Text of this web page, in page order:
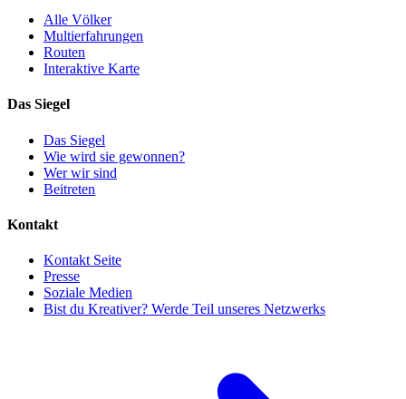
Alle Völker
Multierfahrungen
Routen
Interaktive Karte
Das Siegel
Das Siegel
Wie wird sie gewonnen?
Wer wir sind
Beitreten
Kontakt
Kontakt Seite
Presse
Soziale Medien
Bist du Kreativer? Werde Teil unseres Netzwerks